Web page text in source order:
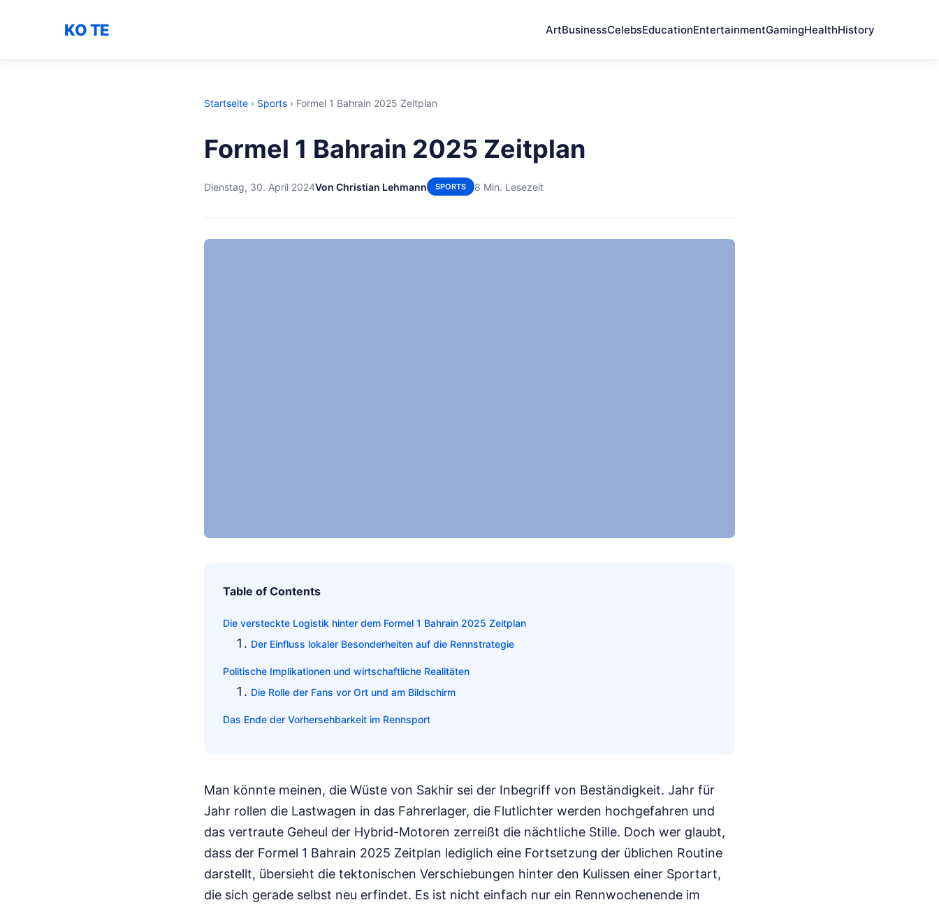
KO TE ArtBusinessCelebsEducationEntertainmentGamingHealthHistory
Startseite › Sports › Formel 1 Bahrain 2025 Zeitplan
Formel 1 Bahrain 2025 Zeitplan
Dienstag, 30. April 2024Von Christian Lehmann SPORTS 8 Min. Lesezeit
Table of Contents
Die versteckte Logistik hinter dem Formel 1 Bahrain 2025 Zeitplan
Der Einfluss lokaler Besonderheiten auf die Rennstrategie
Politische Implikationen und wirtschaftliche Realitäten
Die Rolle der Fans vor Ort und am Bildschirm
Das Ende der Vorhersehbarkeit im Rennsport
Man könnte meinen, die Wüste von Sakhir sei der Inbegriff von Beständigkeit. Jahr für
Jahr rollen die Lastwagen in das Fahrerlager, die Flutlichter werden hochgefahren und
das vertraute Geheul der Hybrid-Motoren zerreißt die nächtliche Stille. Doch wer glaubt,
dass der Formel 1 Bahrain 2025 Zeitplan lediglich eine Fortsetzung der üblichen Routine
darstellt, übersieht die tektonischen Verschiebungen hinter den Kulissen einer Sportart,
die sich gerade selbst neu erfindet. Es ist nicht einfach nur ein Rennwochenende im